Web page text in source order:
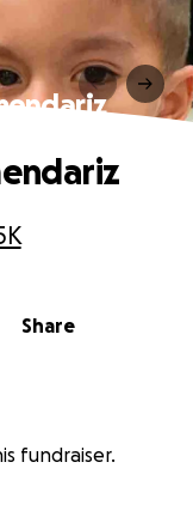
Share
fundraiser.